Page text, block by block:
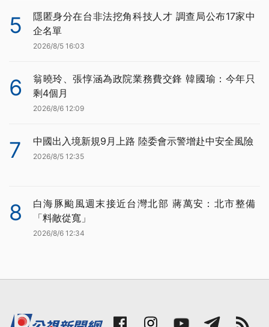
5
隱匿身分在台非法挖角科技人才 調查局公布17家中
企名單
2026/8/5 16:03
6
翁曉玲、張惇涵為政院業務費交鋒 韓國瑜：今年只
剩4個月
2026/8/6 12:09
7 中國出入境新規9月上路 陸委會示警增赴中安全風險
2026/8/5 12:35
8
白海豚颱風週末接近台灣北部 蔣萬安：北市整備
「料敵從寬」
2026/8/6 12:34